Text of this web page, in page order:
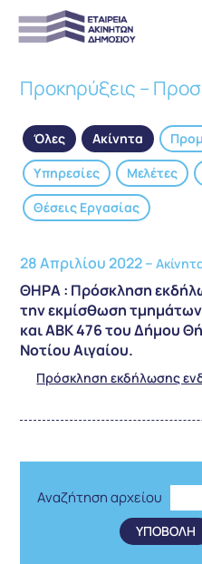
Προκηρύξεις –
Όλες Ακίνητα
Υπηρεσίες
Μελέτες
Θέσεις Εργασίας
28 Απριλίου 2022 –
ΘΗΡΑ : Πρόσκληση
την εκμίσθωση
και ΑΒΚ 476 του Δήμου
Νοτίου Αιγαίου.
Πρόσκληση εκδήλωσης
Αναζήτηση αρχείου